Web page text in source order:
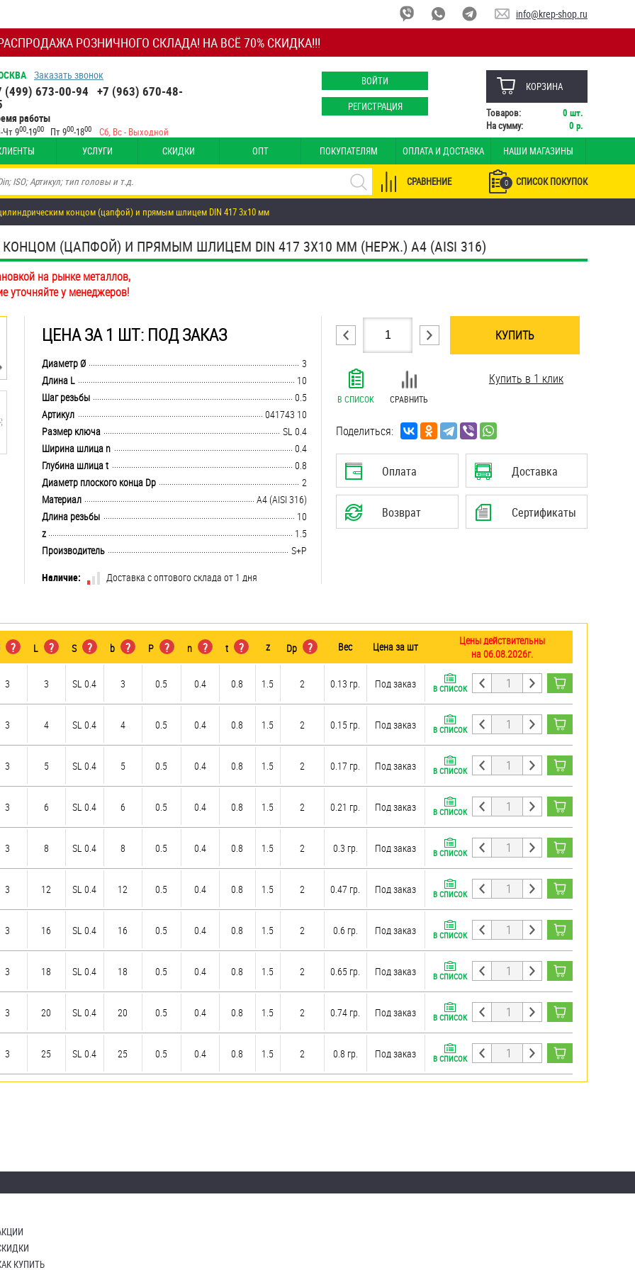
РОЗНИЧНОГО СКЛАДА! НА ВСЁ 70% СКИДКА!!!
info@krep-shop.ru
Заказать звонок
(499) 673-00-94 +7 (963) 670-48-
работы
Чт 900-1900 Пт 900-1800 Сб, Вс - Выходной
ВОЙТИ
РЕГИСТРАЦИЯ
КОРЗИНА
Товаров: 0 шт.
На сумму:
0 р.
УСЛУГИ СКИДКИ ОПТ ПОКУПАТЕЛЯМ ОПЛАТА И ДОСТАВКА НАШИ МАГАЗИНЫ
0 СПИСОК ПОКУПОК
СРАВНЕНИЕ
концом (цапфой) и прямым шлицем DIN 417 3х10 мм
(ЦАПФОЙ) И ПРЯМЫМ ШЛИЦЕМ DIN 417 3Х10 ММ (НЕРЖ.) A4 (AISI 316)
на рынке металлов,
уточняйте у менеджеров!
ЦЕНА ЗА 1 ШТ: ПОД ЗАКАЗ
........................................................................................................................................................................................................
Диаметр Ø
3
........................................................................................................................................................................................................
Длина L
10
........................................................................................................................................................................................................
Шаг резьбы
0.5
........................................................................................................................................................................................................
Артикул
041743 10
........................................................................................................................................................................................................
Размер ключа
SL 0.4
........................................................................................................................................................................................................
Ширина шлица n
0.4
........................................................................................................................................................................................................
Глубина шлица t
0.8
........................................................................................................................................................................................................
Диаметр плоского конца Dp
2
........................................................................................................................................................................................................
Материал
A4 (AISI 316)
........................................................................................................................................................................................................
Длина резьбы
10
........................................................................................................................................................................................................
z
1.5
........................................................................................................................................................................................................
Производитель
S+P
Наличие:
Доставка с оптового склада от 1 дня
КУПИТЬ
В СПИСОК СРАВНИТЬ
Купить в 1 клик
Поделиться:
Оплата Доставка
Возврат Сертификаты
? L ? S ? b ? P ? n ? t ? z Dp ? Вес Цена за шт
Цены действительны
на 06.08.2026г.
3 3 SL 0.4 3 0.5 0.4 0.8 1.5 2 0.13 гр. Под заказ В СПИСОК
3 4 SL 0.4 4 0.5 0.4 0.8 1.5 2 0.15 гр. Под заказ В СПИСОК
3 5 SL 0.4 5 0.5 0.4 0.8 1.5 2 0.17 гр. Под заказ В СПИСОК
3 6 SL 0.4 6 0.5 0.4 0.8 1.5 2 0.21 гр. Под заказ В СПИСОК
3 8 SL 0.4 8 0.5 0.4 0.8 1.5 2 0.3 гр. Под заказ В СПИСОК
3 12 SL 0.4 12 0.5 0.4 0.8 1.5 2 0.47 гр. Под заказ В СПИСОК
3 16 SL 0.4 16 0.5 0.4 0.8 1.5 2 0.6 гр. Под заказ В СПИСОК
3 18 SL 0.4 18 0.5 0.4 0.8 1.5 2 0.65 гр. Под заказ В СПИСОК
3 20 SL 0.4 20 0.5 0.4 0.8 1.5 2 0.74 гр. Под заказ В СПИСОК
3 25 SL 0.4 25 0.5 0.4 0.8 1.5 2 0.8 гр. Под заказ В СПИСОК
КУПИТЬ